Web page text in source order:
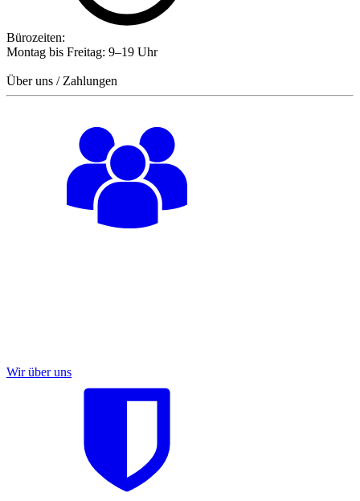
Bürozeiten:
Montag bis Freitag: 9–19 Uhr
Über uns / Zahlungen
Wir über uns